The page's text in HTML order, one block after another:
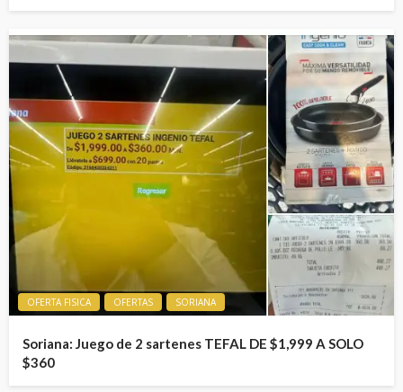
OFERTA FISICA OFERTAS SORIANA
Soriana: Juego de 2 sartenes TEFAL DE $1,999 A SOLO
$360